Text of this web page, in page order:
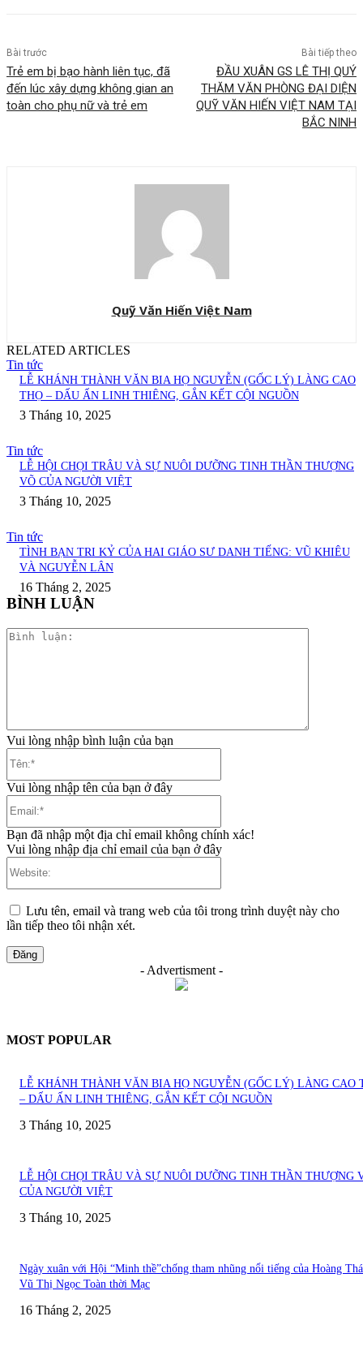
Bài trước
Trẻ em bị bạo hành liên tục, đã
đến lúc xây dựng không gian an
toàn cho phụ nữ và trẻ em
Bài tiếp theo
ĐẦU XUÂN GS LÊ THỊ QUÝ
THĂM VĂN PHÒNG ĐẠI DIỆN
QUỸ VĂN HIẾN VIỆT NAM TẠI
BẮC NINH
Quỹ Văn Hiến Việt Nam
RELATED ARTICLES
Tin tức
LỄ KHÁNH THÀNH VĂN BIA HỌ NGUYỄN (GỐC LÝ) LÀNG CAO
THỌ – DẤU ẤN LINH THIÊNG, GẮN KẾT CỘI NGUỒN
3 Tháng 10, 2025
Tin tức
LỄ HỘI CHỌI TRÂU VÀ SỰ NUÔI DƯỠNG TINH THẦN THƯỢNG
VÕ CỦA NGƯỜI VIỆT
3 Tháng 10, 2025
Tin tức
TÌNH BẠN TRI KỶ CỦA HAI GIÁO SƯ DANH TIẾNG: VŨ KHIÊU
VÀ NGUYỄN LÂN
16 Tháng 2, 2025
BÌNH LUẬN
Vui lòng nhập bình luận của bạn
Vui lòng nhập tên của bạn ở đây
Bạn đã nhập một địa chỉ email không chính xác!
Vui lòng nhập địa chỉ email của bạn ở đây
Lưu tên, email và trang web của tôi trong trình duyệt này cho
lần tiếp theo tôi nhận xét.
- Advertisment -
MOST POPULAR
LỄ KHÁNH THÀNH VĂN BIA HỌ NGUYỄN (GỐC LÝ) LÀNG CAO
– DẤU ẤN LINH THIÊNG, GẮN KẾT CỘI NGUỒN
3 Tháng 10, 2025
LỄ HỘI CHỌI TRÂU VÀ SỰ NUÔI DƯỠNG TINH THẦN THƯỢNG
CỦA NGƯỜI VIỆT
3 Tháng 10, 2025
Ngày xuân với Hội “Minh thề”chống tham nhũng nổi tiếng của Hoàng
Vũ Thị Ngọc Toàn thời Mạc
16 Tháng 2, 2025